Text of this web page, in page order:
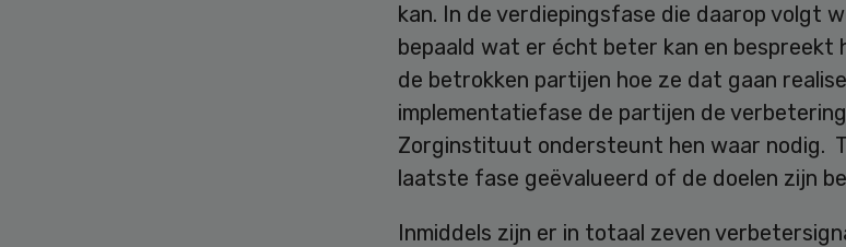
kan. In de verdiepingsfase die daarop volgt
bepaald wat er écht beter kan en
de betrokken partijen hoe ze dat gaan
implementatiefase de partijen de
Zorginstituut ondersteunt hen waar nodig.
laatste fase geëvalueerd of de doelen zijn
Inmiddels zijn er in totaal zeven